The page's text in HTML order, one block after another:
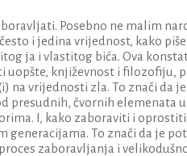
Posebno ne malim
i jedina vrijednost, kako
ja i vlastitog bića. Ova
uopšte, književnost i filozofiju,
na vrijednosti zla. To znači da
presudnih, čvornih elemenata
I, kako zaboraviti i
generacijama. To znači da je
zaboravljanja i